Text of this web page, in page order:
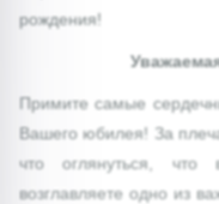
рождения!
Примите самые
Вашего юбилея! За
что оглянуться,
возглавляете одно из